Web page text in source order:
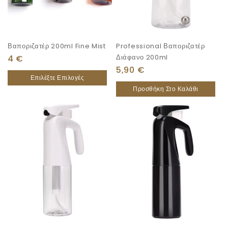
Βαποριζατέρ 200ml Fine Mist
4 €
Επιλέξτε Επιλογές
Professional Βαποριζατέρ
Διάφανο 200ml
5,90 €
Προσθήκη Στο Καλάθι